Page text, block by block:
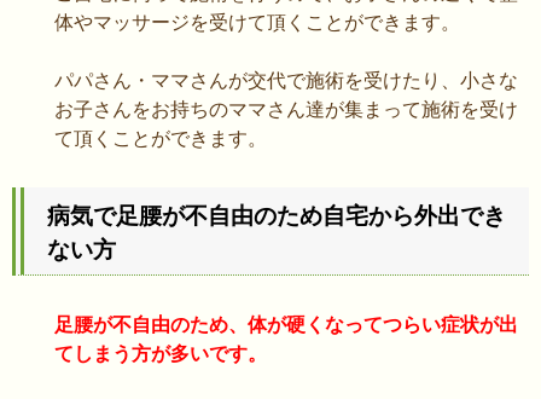
体やマッサージを受けて頂くことができます。
パパさん・ママさんが交代で施術を受けたり、小さな
お子さんをお持ちのママさん達が集まって施術を受け
て頂くことができます。
病気で足腰が不自由のため自宅から外出でき
ない方
足腰が不自由のため、体が硬くなってつらい症状が出
てしまう方が多いです。